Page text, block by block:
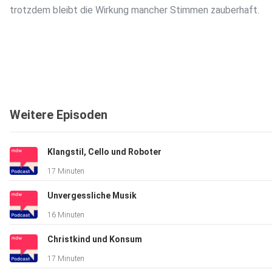
trotzdem bleibt die Wirkung mancher Stimmen zauberhaft.
Weitere Episoden
Klangstil, Cello und Roboter
17 Minuten
Unvergessliche Musik
16 Minuten
Christkind und Konsum
17 Minuten